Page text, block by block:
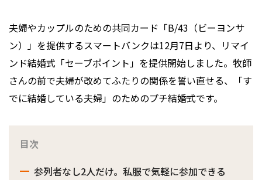
夫婦やカップルのための共同カード「B/43（ビーヨンサ
ン）」を提供するスマートバンクは12月7日より、リマイ
ンド結婚式「セーブポイント」を提供開始しました。牧師
さんの前で夫婦が改めてふたりの関係を誓い直せる、「す
でに結婚している夫婦」のためのプチ結婚式です。
目次
参列者なし2人だけ。私服で気軽に参加できる